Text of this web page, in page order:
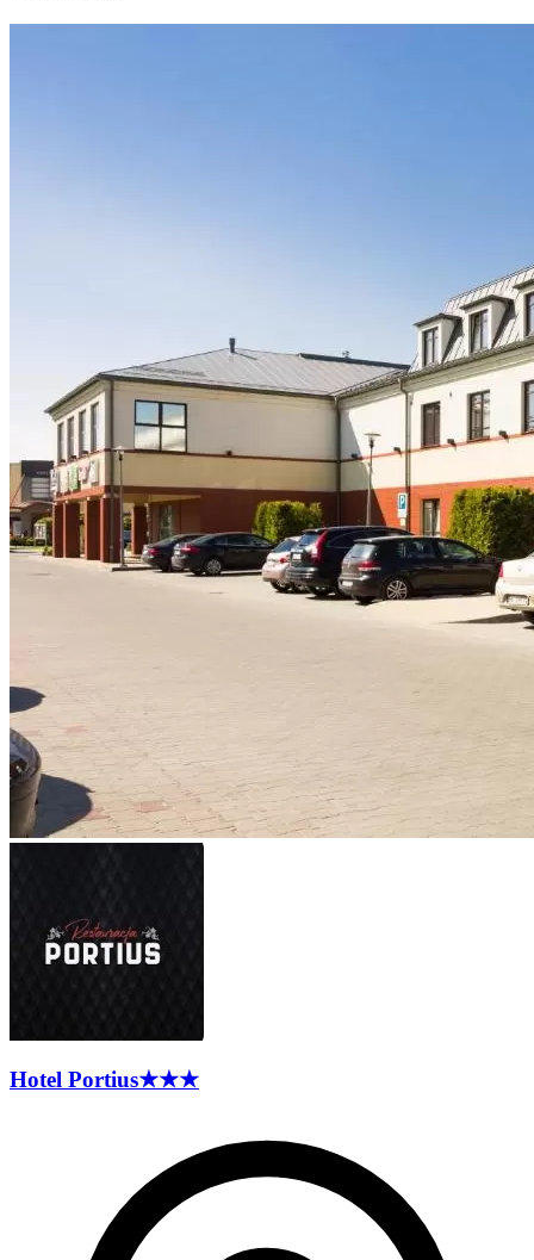
Hotel Portius★★★